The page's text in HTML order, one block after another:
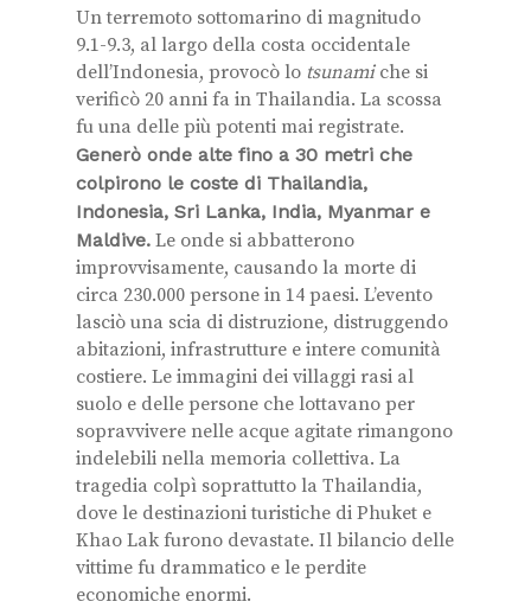
Un terremoto sottomarino di magnitudo
9.1-9.3, al largo della costa occidentale
dell’Indonesia, provocò lo tsunamiche si
verificò 20 anni fa in Thailandia. La scossa
fu una delle più potenti mai registrate.
Generò onde alte fino a 30 metri che
colpirono le coste di Thailandia,
Indonesia, Sri Lanka, India, Myanmar e
Maldive. Le onde si abbatterono
improvvisamente, causando la morte di
circa 230.000 persone in 14 paesi. L’evento
lasciò una scia di distruzione, distruggendo
abitazioni, infrastrutture e intere comunità
costiere. Le immagini dei villaggi rasi al
suolo e delle persone che lottavano per
sopravvivere nelle acque agitate rimangono
indelebili nella memoria collettiva. La
tragedia colpì soprattutto la Thailandia,
dove le destinazioni turistiche di Phuket e
Khao Lak furono devastate. Il bilancio delle
vittime fu drammatico e le perdite
economiche enormi.